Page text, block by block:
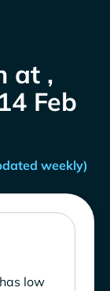
at ,
Feb
weekly)
low